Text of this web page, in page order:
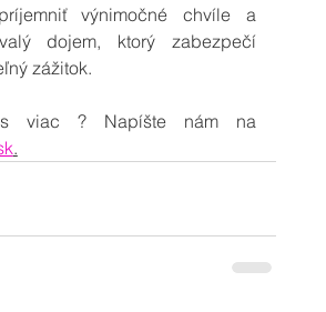
výnimočné chvíle a
dojem, ktorý zabezpečí
zážitok.
.